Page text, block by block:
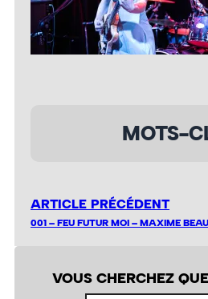
MOTS-
ARTICLE PRÉCÉDENT
001 – FEU FUTUR MOI – MAXIME
VOUS CHERCHEZ